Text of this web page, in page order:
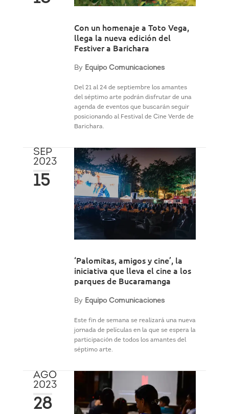
Con un homenaje a Toto Vega,
llega la nueva edición del
Festiver a Barichara
By Equipo Comunicaciones
Del 21 al 24 de septiembre los amantes
del séptimo arte podrán disfrutar de una
agenda de eventos que buscarán seguir
posicionando al Festival de Cine Verde de
Barichara.
SEP
2023
15
‘Palomitas, amigos y cine’, la
iniciativa que lleva el cine a los
parques de Bucaramanga
By Equipo Comunicaciones
Este fin de semana se realizará una nueva
jornada de películas en la que se espera la
participación de todos los amantes del
séptimo arte.
AGO
2023
28